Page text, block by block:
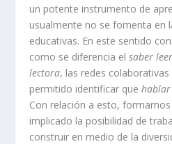
un potente instrumento de
usualmente no se fomenta en
educativas. En este sentido
como se diferencia elsaber leer
lectora, las redes
permitido identificar quehablar
Con relación a esto,
implicado la posibilidad de
construir en medio de la